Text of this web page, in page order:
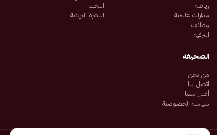
رياضة
مدارات عالمية
وظائف
الترفيه
البحث
النشرة البريدية
الصحيفة
من نحن
اتصل بنا
أعلن معنا
سياسة الخصوصية